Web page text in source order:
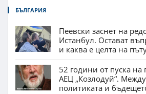
БЪЛГАРИЯ
Пеевски заснет на
Истанбул. Остават
и каква е целта на
52 години от пуска
АЕЦ „Козлодуй“.
политиката и